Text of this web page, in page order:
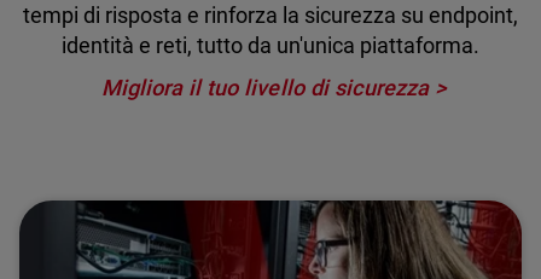
tempi di risposta e rinforza la sicurezza su endpoint,
identità e reti, tutto da un'unica piattaforma.
Migliora il tuo livello di sicurezza